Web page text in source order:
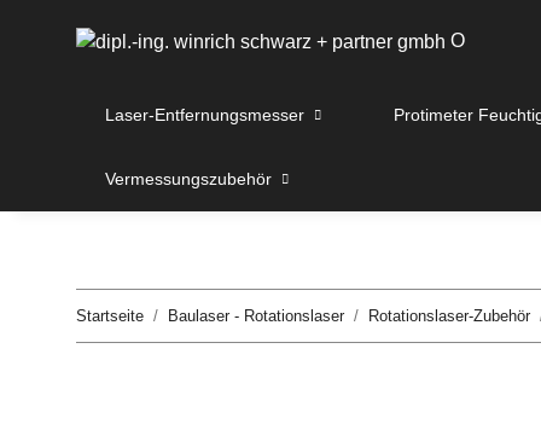
O
Laser-Entfernungsmesser Protimeter
Vermessungszubehör
Startseite Baulaser - Rotationslaser Rotationslaser-Zubehör